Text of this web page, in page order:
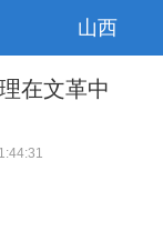
山西
在文革中